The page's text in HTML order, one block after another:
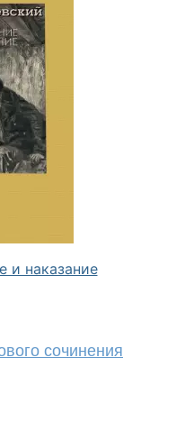
и наказание
сочинения